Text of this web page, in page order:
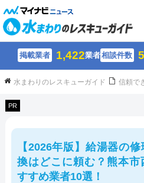
掲載業者 1,422業者相談件数
水まわりのレスキューガイド 信頼で
PR
【2026年版】給湯器の
換はどこに頼む？熊本市
すすめ業者10選！